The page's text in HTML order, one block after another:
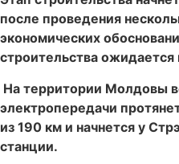
после проведения
экономических
строительства ожидается
На территории Молдовы
электропередачи
из 190 км и начнется у
станции.